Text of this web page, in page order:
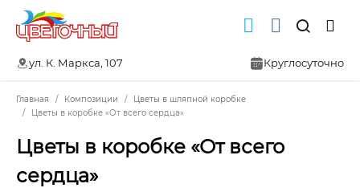
ул. К. Маркса, 107 Круглосуточно
Главная Композиции
Цветы в шляпной коробке
Цветы в коробке «От всего сердца»
Цветы в коробке «От всего
сердца»